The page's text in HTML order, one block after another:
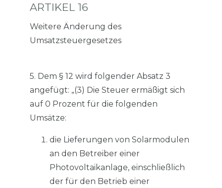
ARTIKEL 16
Weitere Änderung des
Umsatzsteuergesetzes
5. Dem § 12 wird folgender Absatz 3
angefügt: „(3) Die Steuer ermäßigt sich
auf 0 Prozent für die folgenden
Umsätze:
die Lieferungen von Solarmodulen
an den Betreiber einer
Photovoltaikanlage, einschließlich
der für den Betrieb einer